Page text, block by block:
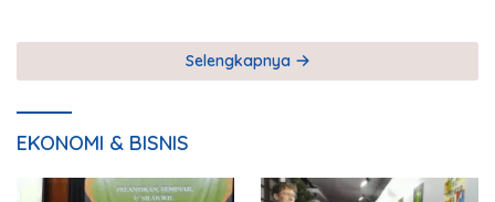
Selengkapnya
EKONOMI & BISNIS